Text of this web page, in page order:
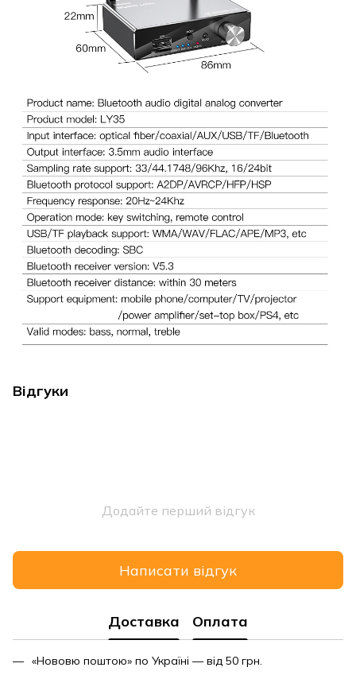
Відгуки
Додайте перший відгук
Написати відгук
Доставка Оплата
«Нововю поштою» по Україні — від 50 грн.